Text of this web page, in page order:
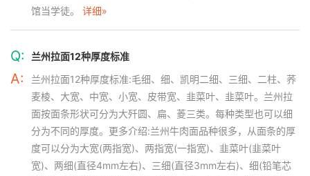
馆当学徒。 详细»
Q: 兰州拉面12种厚度标准
A:
兰州拉面12种厚度标准:毛细、细、凯明二细、三细、二柱、荞
麦棱、大宽、中宽、小宽、皮带宽、韭菜叶、韭菜叶。兰州拉
面按面条形状可分为大歼圆、扁、菱三类。每种类型也可以细
分为不同的厚度。更多介绍:兰州牛肉面品种很多，从面条的厚
度可以分为大宽(两指宽)、两指宽(一指宽)、韭菜叶(韭菜叶
宽)、两细(直径4mm左右)、三细(直径3mm左右)、细(铅笔芯